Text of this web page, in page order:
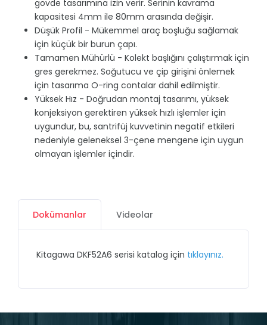
gövde tasarımına izin verir. Serinin kavrama
kapasitesi 4mm ile 80mm arasında değişir.
Düşük Profil - Mükemmel araç boşluğu sağlamak
için küçük bir burun çapı.
Tamamen Mühürlü - Kolekt başlığını çalıştırmak için
gres gerekmez. Soğutucu ve çip girişini önlemek
için tasarıma O-ring contalar dahil edilmiştir.
Yüksek Hız - Doğrudan montaj tasarımı, yüksek
konjeksiyon gerektiren yüksek hızlı işlemler için
uygundur, bu, santrifüj kuvvetinin negatif etkileri
nedeniyle geleneksel 3-çene mengene için uygun
olmayan işlemler içindir.
Dokümanlar Videolar
Kitagawa DKF52A6 serisi katalog için tıklayınız.